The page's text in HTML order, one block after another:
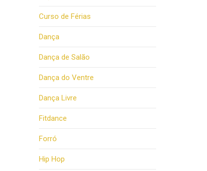
Curso de Férias
Dança
Dança de Salão
Dança do Ventre
Dança Livre
Fitdance
Forró
Hip Hop